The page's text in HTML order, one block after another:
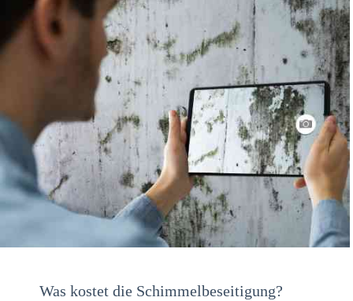
Was kostet die Schimmelbeseitigung?